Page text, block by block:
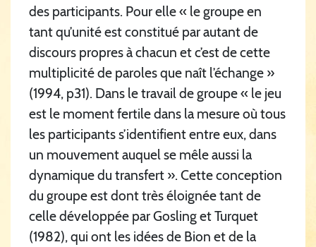
des participants. Pour elle « le groupe en
tant qu’unité est constitué par autant de
discours propres à chacun et c’est de cette
multiplicité de paroles que naît l’échange »
(1994, p31). Dans le travail de groupe « le jeu
est le moment fertile dans la mesure où tous
les participants s’identifient entre eux, dans
un mouvement auquel se mêle aussi la
dynamique du transfert ». Cette conception
du groupe est dont très éloignée tant de
celle développée par Gosling et Turquet
(1982), qui ont les idées de Bion et de la